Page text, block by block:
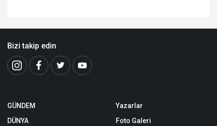
Bizi takip edin
GÜNDEM
DÜNYA
Yazarlar
Foto Galeri